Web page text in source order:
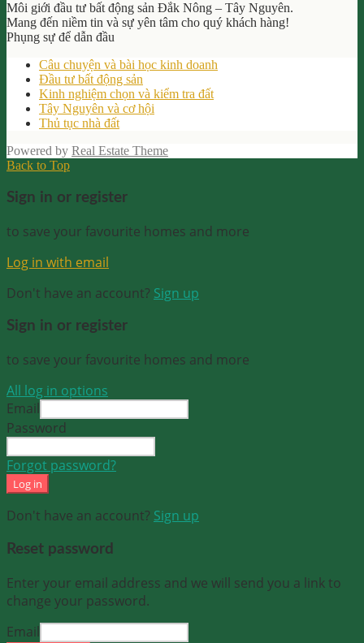
Môi giới đầu tư bất động sản Đắk Nông – Tây Nguyên.
Mang đến niềm tin và sự yên tâm cho quý khách hàng!
Phụng sự để dẫn đầu
Câu chuyện và bài học kinh doanh
Đầu tư bất động sản
Kinh nghiệm chọn và kiểm tra đất
Tây Nguyên và cơ hội
Thủ tục nhà đất
Powered by Real Estate Theme
Back to Top
Sign in or register
to save your favourite homes and more
Log in with email
Don't have an account? Sign up
Sign in or register
to save your favourite homes and more
All log in options
Email
Password
Forgot password?
Log in
Don't have an account? Sign up
Reset password
Enter your email address and we will send you a link to
change your password.
Email